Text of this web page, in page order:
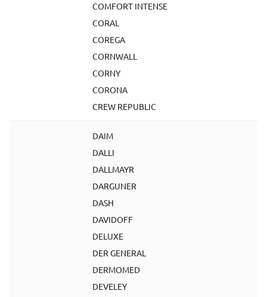
COMFORT INTENSE
CORAL
COREGA
CORNWALL
CORNY
CORONA
CREW REPUBLIC
DAIM
DALLI
DALLMAYR
DARGUNER
DASH
DAVIDOFF
DELUXE
DER GENERAL
DERMOMED
DEVELEY